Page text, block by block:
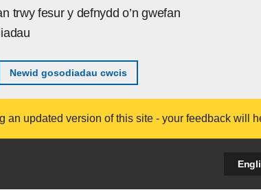
trwy fesur y defnydd o’n gwefan
Newid gosodiadau cwcis
an updated version of this site - your feedback will